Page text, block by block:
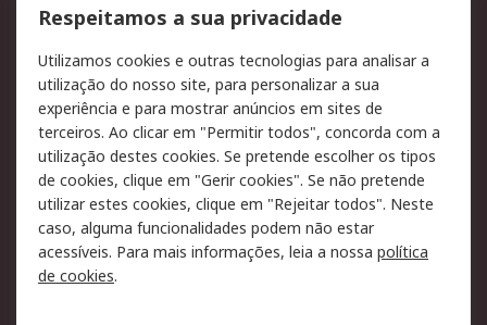
Formas de entrega
Qualidade e ambiente
Pagamento e
faturação
Legal
Aviso legal
Política de cookies
Política de privacidade
- Atualizada
Segurança de emails
Condições de venda
Respeitamos a sua privacidade
Utilizamos cookies e outras tecnologias para analisar a
utilização do nosso site, para personalizar a sua
experiência e para mostrar anúncios em sites de
terceiros. Ao clicar em "Permitir todos", concorda com a
utilização destes cookies. Se pretende escolher os tipos
de cookies, clique em "Gerir cookies". Se não pretende
utilizar estes cookies, clique em "Rejeitar todos". Neste
caso, alguma funcionalidades podem não estar
acessíveis. Para mais informações, leia a nossa política
de cookies.